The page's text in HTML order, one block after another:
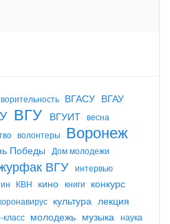
ВГАСУ ВГАУ
ВГУ ВГУИТ весна
волонтеры Воронеж
Победы
Дом молодежи
ВГУ интервью
КВН кино книги конкурс
культура лекция
класс молодежь музыка наука